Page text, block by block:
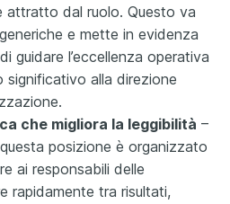
attratto dal ruolo. Questo va
e mette in evidenza
guidare l’eccellenza operativa
significativo alla direzione
che migliora la leggibilità –
posizione è organizzato
ai responsabili delle
rapidamente tra risultati,